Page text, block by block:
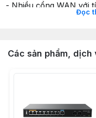
- Nhiều cổng WAN với
chuyển đổi dự phòng
chuyển tiếp cổng,
- Hỗ trợ giám sát ứng
- QoS nâng cao để
của các ứng dụng có
Đọc
Các sản phẩm, dịch